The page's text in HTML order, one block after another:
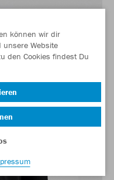
können wir dir
unsere Website
den Cookies findest Du